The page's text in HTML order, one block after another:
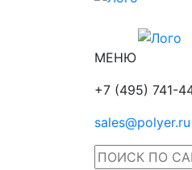
МЕНЮ
+7 (495) 741-
sales@polyer.ru